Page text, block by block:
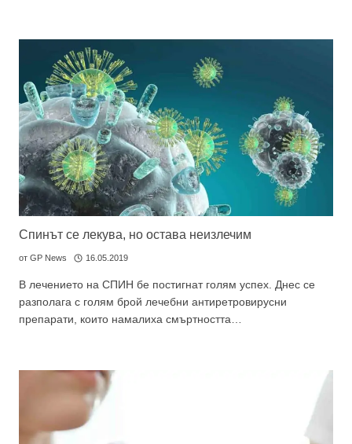
Спинът се лекува, но остава неизлечим
от GP News 16.05.2019
В лечението на СПИН бе постигнат голям успех. Днес се
разполага с голям брой лечебни антиретровирусни
препарати, които намалиха смъртността…
НОВИНИ ЗА ОБЩОПРАКТИКУВАЩИЯ ЛЕКАР
За да можеда виждате специализирано медицинско
съдържание, трябва да декларирате, че сте
медицински
специалист!
Аз съм медицински специалист